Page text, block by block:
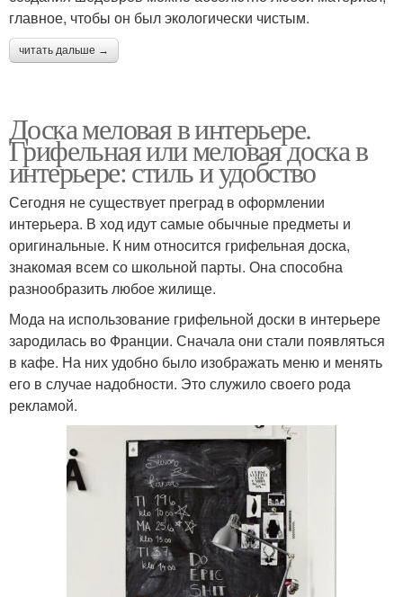
главное, чтобы он был экологически чистым.
читать дальше →
Доска меловая в интерьере.
Грифельная или меловая доска в
интерьере: стиль и удобство
Сегодня не существует преград в оформлении
интерьера. В ход идут самые обычные предметы и
оригинальные. К ним относится грифельная доска,
знакомая всем со школьной парты. Она способна
разнообразить любое жилище.
Мода на использование грифельной доски в интерьере
зародилась во Франции. Сначала они стали появляться
в кафе. На них удобно было изображать меню и менять
его в случае надобности. Это служило своего рода
рекламой.